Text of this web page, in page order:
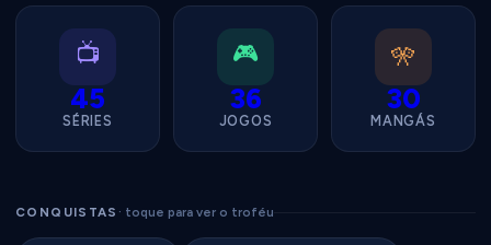
📺
45
SÉRIES
🎮
36
JOGOS
🎌
30
MANGÁS
CONQUISTAS · toque para ver o troféu